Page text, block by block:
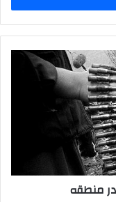
در منطقه